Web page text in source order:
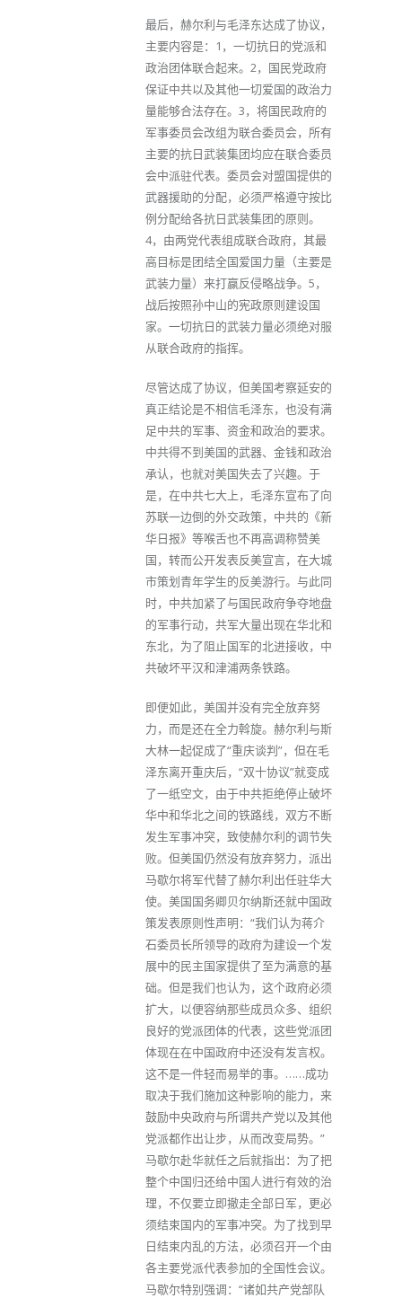
最后，赫尔利与毛泽东达成了协议，
主要内容是：1，一切抗日的党派和
政治团体联合起来。2，国民党政府
保证中共以及其他一切爱国的政治力
量能够合法存在。3，将国民政府的
军事委员会改组为联合委员会，所有
主要的抗日武装集团均应在联合委员
会中派驻代表。委员会对盟国提供的
武器援助的分配，必须严格遵守按比
例分配给各抗日武装集团的原则。
4，由两党代表组成联合政府，其最
高目标是团结全国爱国力量（主要是
武装力量）来打赢反侵略战争。5，
战后按照孙中山的宪政原则建设国
家。一切抗日的武装力量必须绝对服
从联合政府的指挥。
尽管达成了协议，但美国考察延安的
真正结论是不相信毛泽东，也没有满
足中共的军事、资金和政治的要求。
中共得不到美国的武器、金钱和政治
承认，也就对美国失去了兴趣。于
是，在中共七大上，毛泽东宣布了向
苏联一边倒的外交政策，中共的《新
华日报》等喉舌也不再高调称赞美
国，转而公开发表反美宣言，在大城
市策划青年学生的反美游行。与此同
时，中共加紧了与国民政府争夺地盘
的军事行动，共军大量出现在华北和
东北，为了阻止国军的北进接收，中
共破坏平汉和津浦两条铁路。
即便如此，美国并没有完全放弃努
力，而是还在全力斡旋。赫尔利与斯
大林一起促成了“重庆谈判”，但在毛
泽东离开重庆后，“双十协议”就变成
了一纸空文，由于中共拒绝停止破坏
华中和华北之间的铁路线，双方不断
发生军事冲突，致使赫尔利的调节失
败。但美国仍然没有放弃努力，派出
马歇尔将军代替了赫尔利出任驻华大
使。美国国务卿贝尔纳斯还就中国政
策发表原则性声明：“我们认为蒋介
石委员长所领导的政府为建设一个发
展中的民主国家提供了至为满意的基
础。但是我们也认为，这个政府必须
扩大，以便容纳那些成员众多、组织
良好的党派团体的代表，这些党派团
体现在在中国政府中还没有发言权。
这不是一件轻而易举的事。……成功
取决于我们施加这种影响的能力，来
鼓励中央政府与所谓共产党以及其他
党派都作出让步，从而改变局势。”
马歇尔赴华就任之后就指出：为了把
整个中国归还给中国人进行有效的治
理，不仅要立即撤走全部日军，更必
须结束国内的军事冲突。为了找到早
日结束内乱的方法，必须召开一个由
各主要党派代表参加的全国性会议。
马歇尔特别强调：“诸如共产党部队